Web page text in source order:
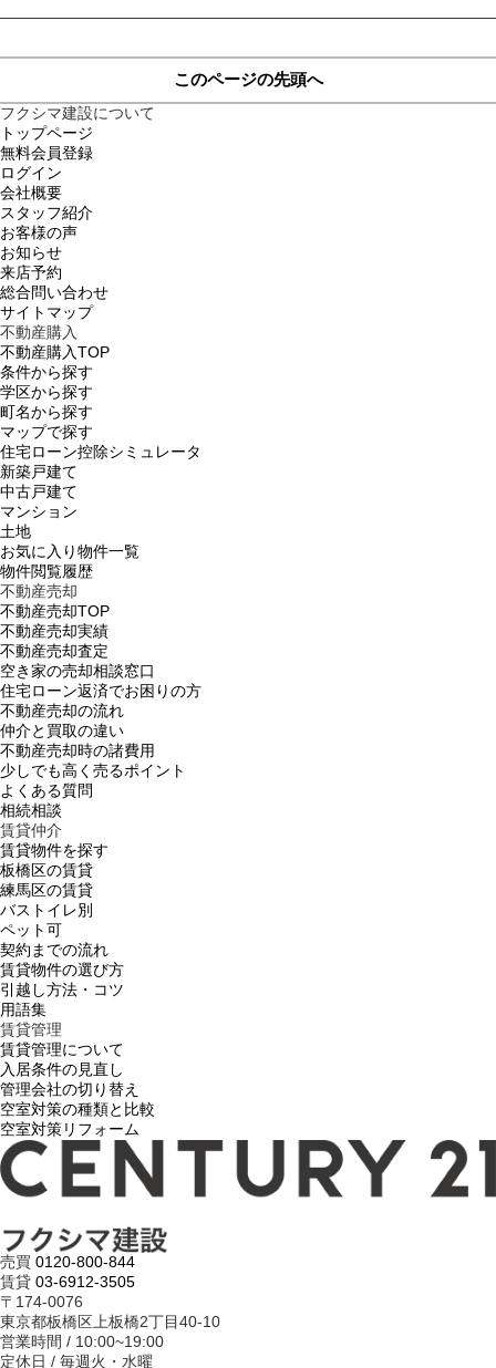
このページの先頭へ
フクシマ建設について
トップページ
無料会員登録
ログイン
会社概要
スタッフ紹介
お客様の声
お知らせ
来店予約
総合問い合わせ
サイトマップ
不動産購入
不動産購入TOP
条件から探す
学区から探す
町名から探す
マップで探す
住宅ローン控除シミュレータ
新築戸建て
中古戸建て
マンション
土地
お気に入り物件一覧
物件閲覧履歴
不動産売却
不動産売却TOP
不動産売却実績
不動産売却査定
空き家の売却相談窓口
住宅ローン返済でお困りの方
不動産売却の流れ
仲介と買取の違い
不動産売却時の諸費用
少しでも高く売るポイント
よくある質問
相続相談
賃貸仲介
賃貸物件を探す
板橋区の賃貸
練馬区の賃貸
バストイレ別
ペット可
契約までの流れ
賃貸物件の選び方
引越し方法・コツ
用語集
賃貸管理
賃貸管理について
入居条件の見直し
管理会社の切り替え
空室対策の種類と比較
空室対策リフォーム
売買 0120-800-844
賃貸 03-6912-3505
〒174-0076
東京都板橋区上板橋2丁目40-10
営業時間 / 10:00~19:00
定休日 / 毎週火・水曜